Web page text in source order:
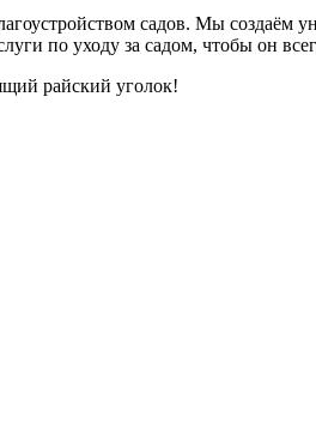
садов. Мы
по уходу за садом, чтобы он
райский уголок!